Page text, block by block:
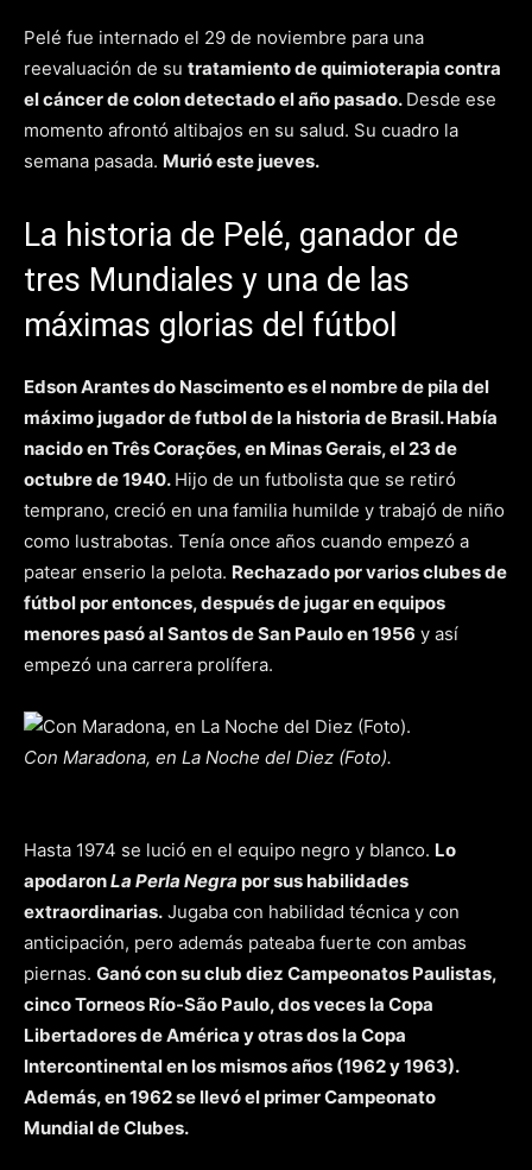
Pelé fue internado el 29 de noviembre para una
reevaluación de su tratamiento de quimioterapia contra
el cáncer de colon detectado el año pasado. Desde ese
momento afrontó altibajos en su salud. Su cuadro la
semana pasada. Murió este jueves.
La historia de Pelé, ganador de
tres Mundiales y una de las
máximas glorias del fútbol
Edson Arantes do Nascimento es el nombre de pila del
máximo jugador de futbol de la historia de Brasil. Había
nacido en Três Corações, en Minas Gerais, el 23 de
octubre de 1940. Hijo de un futbolista que se retiró
temprano, creció en una familia humilde y trabajó de niño
como lustrabotas. Tenía once años cuando empezó a
patear enserio la pelota. Rechazado por varios clubes de
fútbol por entonces, después de jugar en equipos
menores pasó al Santos de San Paulo en 1956 y así
empezó una carrera prolífera.
Con Maradona, en La Noche del Diez (Foto).
Hasta 1974 se lució en el equipo negro y blanco. Lo
apodaronLa Perla Negra por sus habilidades
extraordinarias. Jugaba con habilidad técnica y con
anticipación, pero además pateaba fuerte con ambas
piernas. Ganó con su club diez Campeonatos Paulistas,
cinco Torneos Río-São Paulo, dos veces la Copa
Libertadores de América y otras dos la Copa
Intercontinental en los mismos años (1962 y 1963).
Además, en 1962 se llevó el primer Campeonato
Mundial de Clubes.